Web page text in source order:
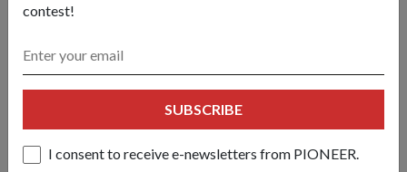
contest!
SUBSCRIBE
I consent to receive e-newsletters from PIONEER.